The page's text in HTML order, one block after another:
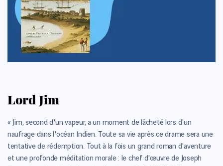
Lord Jim
« Jim, second d'un vapeur, a un moment de lâcheté lors d'un
naufrage dans l'océan Indien. Toute sa vie après ce drame sera une
tentative de rédemption. Tout à la fois un grand roman d'aventure
et une profonde méditation morale : le chef d'œuvre de Joseph